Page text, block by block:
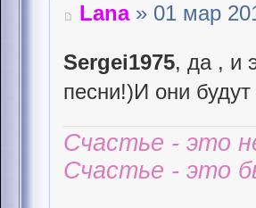
Lana» 01 мар
Sergei1975, да , и
песни!)И они будут
Счастье - это
Счастье - это